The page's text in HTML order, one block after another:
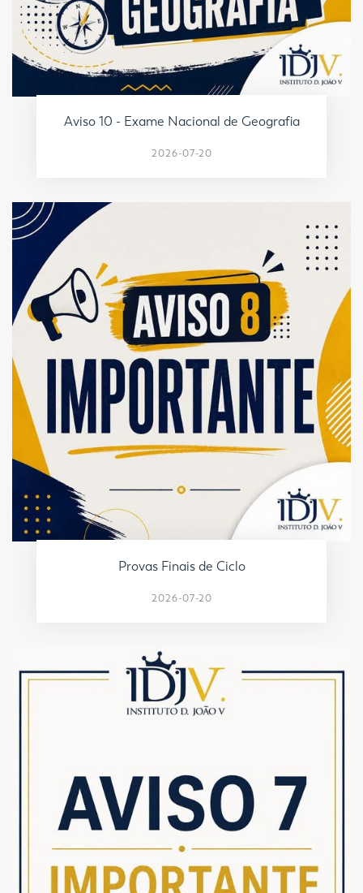
Aviso 10 - Exame Nacional de Geografia
2026-07-20
Provas Finais de Ciclo
2026-07-20